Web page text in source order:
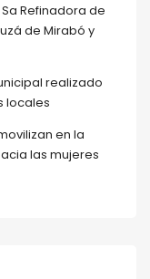
Refinadora de
de Mirabó y
realizado
locales
en la
las mujeres